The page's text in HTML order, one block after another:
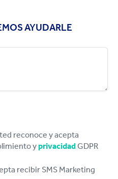
AYUDARLE
reconoce y acepta
yprivacidadGDPR
recibir SMS Marketing